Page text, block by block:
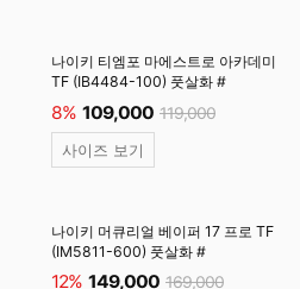
나이키 티엠포 마에스트로 아카데미
TF (IB4484-100) 풋살화 #
8% 109,000 119,000
사이즈 보기
나이키 머큐리얼 베이퍼 17 프로 TF
(IM5811-600) 풋살화 #
12% 149,000 169,000